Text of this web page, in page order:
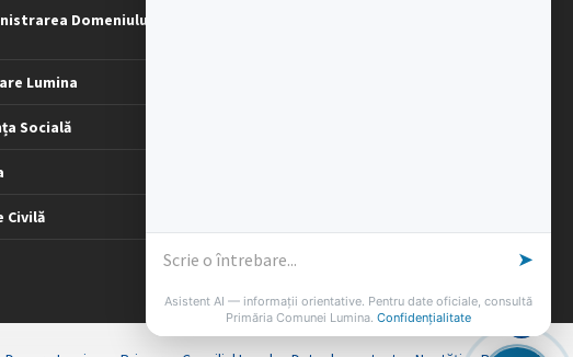
Domeniului
Lumina
Socială
Civilă
➤
Asistent AI — informații orientative. Pentru date oficiale, consultă
Primăria Comunei Lumina. Confidențialitate